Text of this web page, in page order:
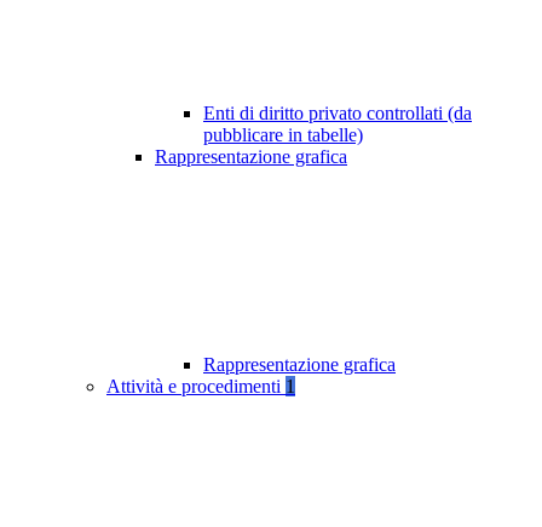
Enti di diritto privato controllati (da
pubblicare in tabelle)
Rappresentazione grafica
Rappresentazione grafica
Attività e procedimenti 1